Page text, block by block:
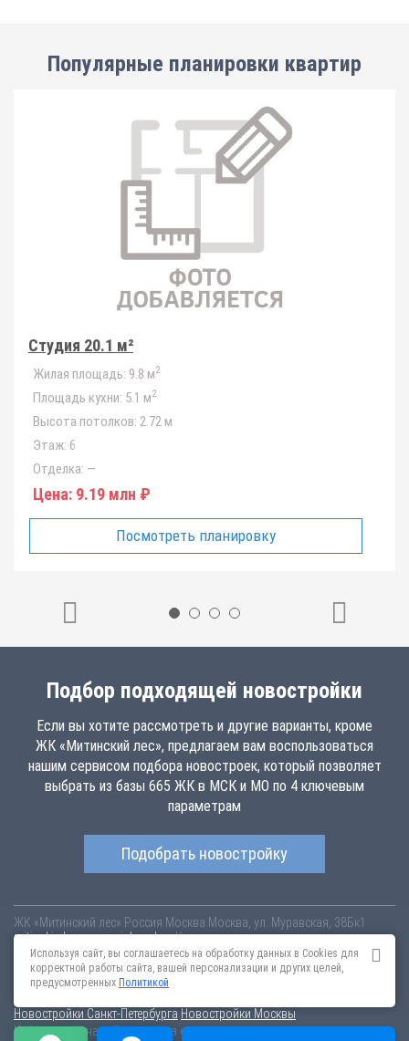
Популярные планировки квартир
Студия 20.1 м²
Жилая площадь: 9.8 м2
Площадь кухни: 5.1 м2
Высота потолков: 2.72 м
Этаж: 6
Отделка: —
Цена: 9.19 млн ₽
Посмотреть планировку
Подбор подходящей новостройки
Если вы хотите рассмотреть и другие варианты, кроме
ЖК «Митинский лес», предлагаем вам воспользоваться
нашим сервисом подбора новостроек, который позволяет
выбрать из базы 665 ЖК в МСК и МО по 4 ключевым
параметрам
Подобрать новостройку
ЖК «Митинский лес» Россия Москва Москва, ул. Муравская, 38Бк1
mitinskiy-les.novopoisk.msk.ruКупить квартиру в новом жилом
комплексе «Митинский лес» от «ПАО «ПИК-специализированный
застройщик»» в районе Митино. Квартиры различных планировок от
9.19 млн рублей!
Новостройки Санкт-Петербурга Новостройки Москвы
Информация на сайте взята из открытых источников, не является
Используя сайт, вы соглашаетесь на обработку данных в Cookies для
корректной работы сайта, вашей персонализации и других целей,
предусмотренных Политикой